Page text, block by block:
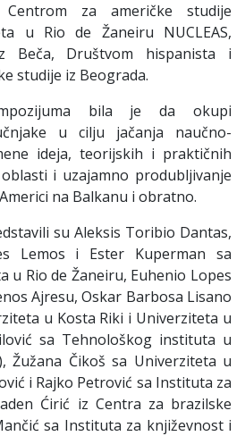
za američke studije
u Rio de Žaneiru NUCLEAS,
Beča, Društvom hispanista i
studije iz Beograda.
bila je da okupi
u cilju jačanja naučno-
ideja, teorijskih i praktičnih
i uzajamno produbljivanje
na Balkanu i obratno.
su Aleksis Toribio Dantas,
Lemos i Ester Kuperman sa
u Rio de Žaneiru, Euhenio Lopes
Ajresu, Oskar Barbosa Lisano
u Kosta Riki i Univerziteta u
sa Tehnološkog instituta u
Žužana Čikoš sa Univerziteta u
i Rajko Petrović sa Instituta za
Ćirić iz Centra za brazilske
sa Instituta za književnost i